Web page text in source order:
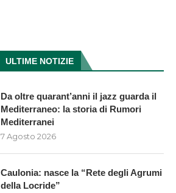
ULTIME NOTIZIE
Da oltre quarant’anni il jazz guarda il
Mediterraneo: la storia di Rumori
Mediterranei
7 Agosto 2026
Caulonia: nasce la “Rete degli Agrumi
della Locride”